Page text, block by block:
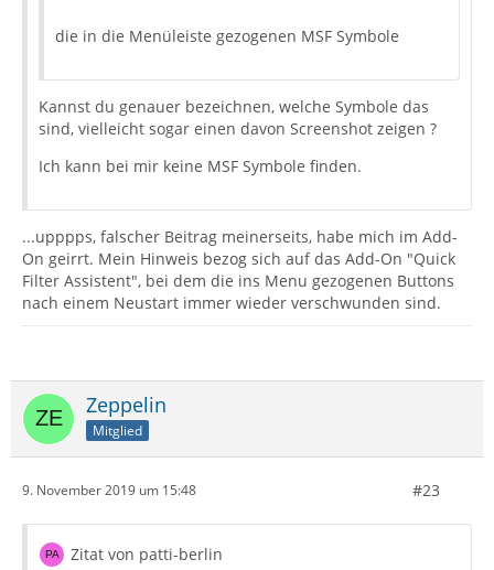
die in die Menüleiste gezogenen MSF Symbole
Kannst du genauer bezeichnen, welche Symbole das
sind, vielleicht sogar einen davon Screenshot zeigen ?
Ich kann bei mir keine MSF Symbole finden.
...upppps, falscher Beitrag meinerseits, habe mich im Add-
On geirrt. Mein Hinweis bezog sich auf das Add-On "Quick
Filter Assistent", bei dem die ins Menu gezogenen Buttons
nach einem Neustart immer wieder verschwunden sind.
Zeppelin
Mitglied
9. November 2019 um 15:48 #23
Zitat von patti-berlin